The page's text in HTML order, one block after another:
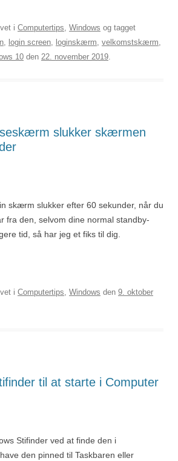
i Computertips Windows og tagget
login screen loginskærm velkomstskærm
10 den 22. november 2019
slukker skærmen
skærm slukker efter 60 sekunder, når du
fra den, selvom dine normal standby-
tid, så har jeg et fiks til dig.
i Computertips Windows den 9. oktober
til at starte i Computer
Stifinder ved at finde den i
den pinned til Taskbaren eller